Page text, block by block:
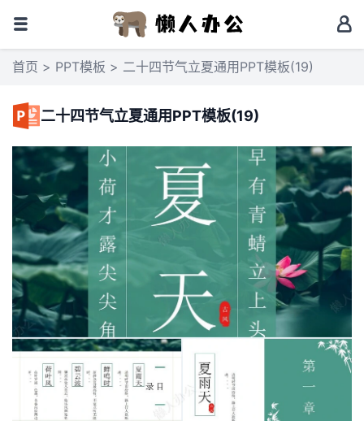
首页 > PPT模板 > 二十四节气立夏通用PPT模板(19)
二十四节气立夏通用PPT模板(19)